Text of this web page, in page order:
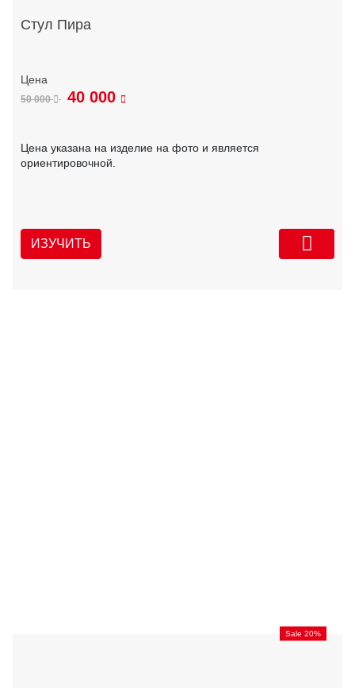
Стул Пира
50 000 40 000
Цена указана на изделие на фото и является
ориентировочной.
ИЗУЧИТЬ
Sale 20%